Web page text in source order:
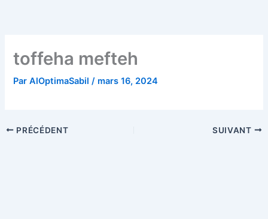
toffeha mefteh
ParAlOptimaSabil/ mars 16, 2024
PRÉCÉDENT SUIVANT